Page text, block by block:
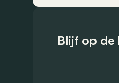
Blijf op de